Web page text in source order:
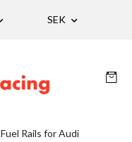
SEK
Fuel Rails for Audi